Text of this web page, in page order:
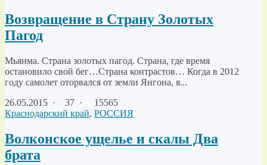
Возвращение в Страну Золотых
Пагод
Мьянма. Страна золотых пагод. Страна, где время
остановило свой бег…Страна контрастов… Когда в 2012
году самолет оторвался от земли Янгона, я...
26.05.2015 · 37 ·
15565
Краснодарский край, РОССИЯ
Волконское ущелье и скалы Два
брата